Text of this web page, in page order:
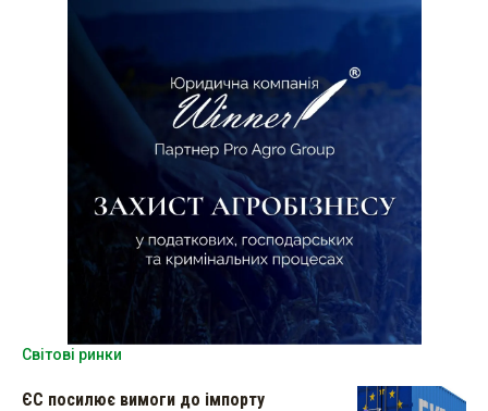
Світові ринки
ЄС посилює вимоги до імпорту